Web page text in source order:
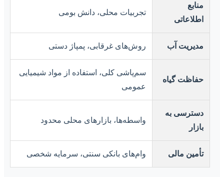
منابع
اطلاعاتی
تجربیات محلی، دانش بومی
مدیریت آب روش‌های غرقابی، پمپاژ دستی
حفاظت گیاه
سم‌پاشی کلی، استفاده از مواد شیمیایی
عمومی
دسترسی به
بازار
واسطه‌ها، بازارهای محلی محدود
تأمین مالی وام‌های بانکی سنتی، سرمایه شخصی